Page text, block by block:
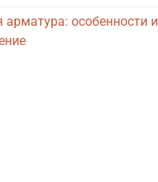
арматура: особенности и